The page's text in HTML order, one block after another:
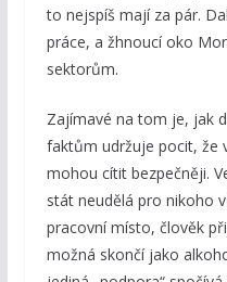
to nejspíš mají za pár.
práce, a žhnoucí oko
sektorům.
Zajímavé na tom je, jak
faktům udržuje pocit, že
mohou cítit bezpečněji.
stát neudělá pro nikoho
pracovní místo, člověk
možná skončí jako